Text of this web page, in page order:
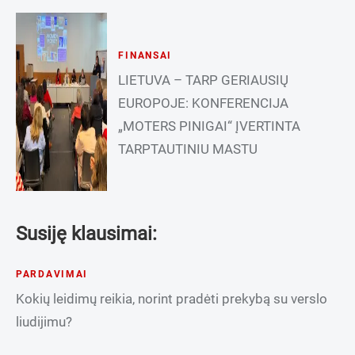
FINANSAI
LIETUVA – TARP GERIAUSIŲ
EUROPOJE: KONFERENCIJA
„MOTERS PINIGAI“ ĮVERTINTA
TARPTAUTINIU MASTU
Susiję klausimai:
PARDAVIMAI
Kokių leidimų reikia, norint pradėti prekybą su verslo
liudijimu?